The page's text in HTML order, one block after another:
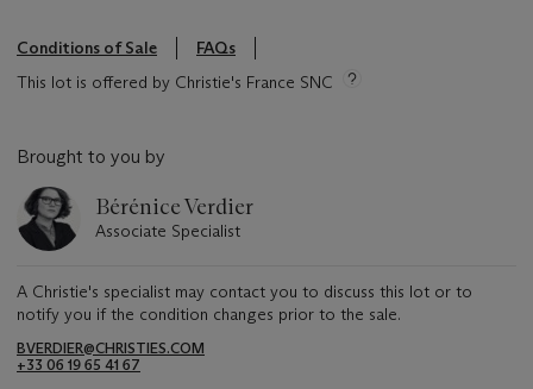
Conditions of Sale
FAQs
This lot is offered by Christie's France SNC
Brought to you by
Bérénice Verdier
Associate Specialist
A Christie's specialist may contact you to discuss this lot or to
notify you if the condition changes prior to the sale.
BVERDIER@CHRISTIES.COM
+33 06 19 65 41 67